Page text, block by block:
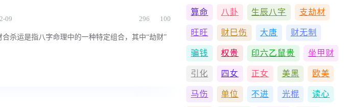
09 296 100
杀运是指八字命理中的一种特定组合，其中“劫财”
算命 八卦 生辰八字 支劫材
旺旺 财巳伤 大唐 财无制
骗钱 权贵 印六乙鼠贵 坐甲财
引化 四女 正女 美黑 欧美
马伤 单位 不进 光棍 读心